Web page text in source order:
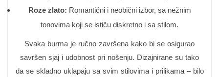
Roze zlato: Romantični i neobični izbor, sa nežnim
tonovima koji se ističu diskretno i sa stilom.
Svaka burma je ručno završena kako bi se osigurao
savršen sjaj i udobnost pri nošenju. Dizajnirane su tako
da se skladno uklapaju sa svim stilovima i prilikama – bilo